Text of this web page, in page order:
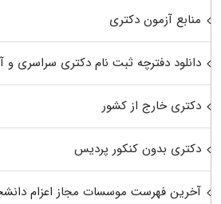
منابع آزمون دکتری
دانلود دفترچه ثبت نام دکتری سراسری و
دکتری خارج از کشور
دکتری بدون کنکور پردیس
آخرین فهرست موسسات مجاز اعزام